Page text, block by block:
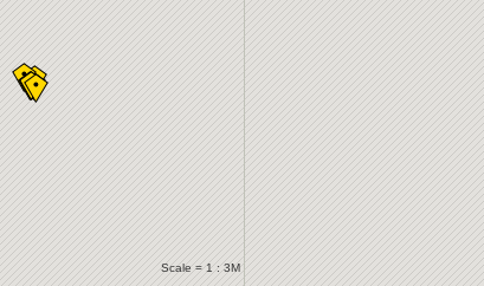
Scale = 1 : 3M